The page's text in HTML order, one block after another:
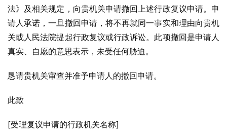
法》及相关规定，向贵机关申请撤回上述行政复议申请。申
请人承诺，一旦撤回申请，将不再就同一事实和理由向贵机
关或人民法院提起行政复议或行政诉讼。此项撤回是申请人
真实、自愿的意思表示，未受任何胁迫。
恳请贵机关审查并准予申请人的撤回申请。
此致
[受理复议申请的行政机关名称]